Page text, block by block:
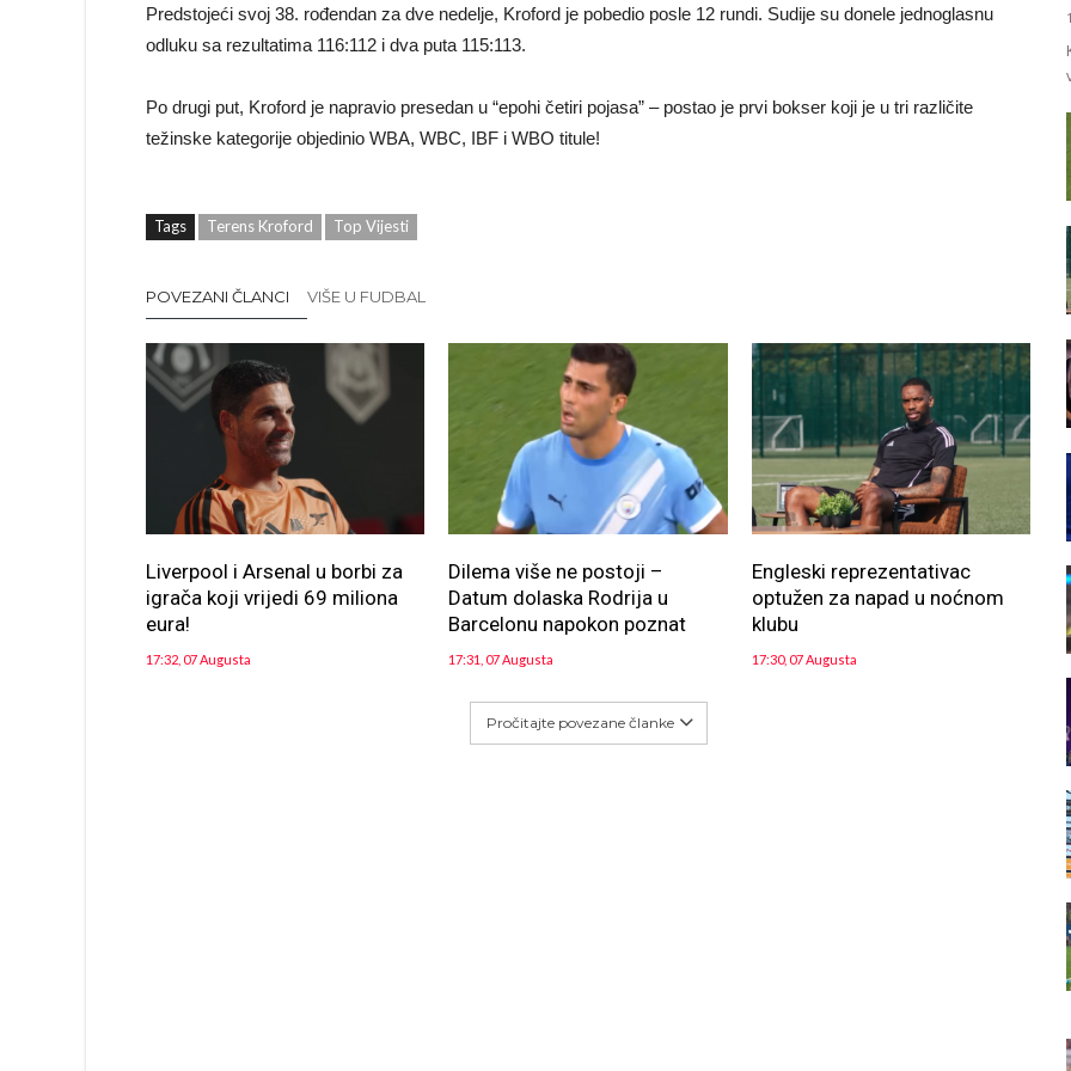
Predstojeći svoj 38. rođendan za dve nedelje, Kroford je pobedio posle 12 rundi. Sudije su donele jednoglasnu
odluku sa rezultatima 116:112 i dva puta 115:113.
Po drugi put, Kroford je napravio presedan u “epohi četiri pojasa” – postao je prvi bokser koji je u tri različite
težinske kategorije objedinio WBA, WBC, IBF i WBO titule!
Tags Terens Kroford Top Vijesti
POVEZANI ČLANCI VIŠE U FUDBAL
Liverpool i Arsenal u borbi za
igrača koji vrijedi 69 miliona
eura!
17:32, 07 Augusta
Dilema više ne postoji –
Datum dolaska Rodrija u
Barcelonu napokon poznat
17:31, 07 Augusta
Engleski reprezentativac
optužen za napad u noćnom
klubu
17:30, 07 Augusta
Pročitajte povezane članke